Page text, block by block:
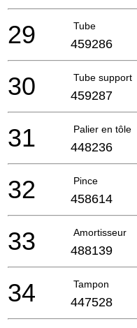
Tube
29 459286
Tube support
30 459287
Palier en tôle
31 448236
Pince
32 458614
Amortisseur
33 488139
Tampon
34 447528